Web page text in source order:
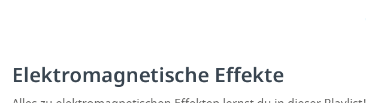
Elektromagnetische Effekte